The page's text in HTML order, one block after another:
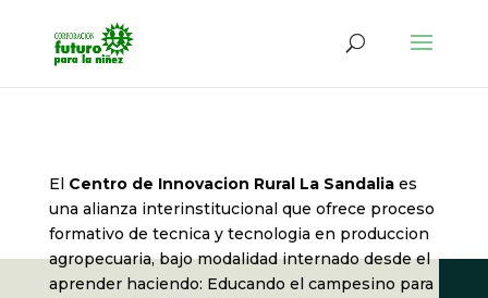
El Centro de Innovacion Rural La Sandaliaes
una alianza interinstitucional que ofrece proceso
formativo de tecnica y tecnologia en produccion
agropecuaria, bajo modalidad internado desde el
aprender haciendo: Educando el campesino para